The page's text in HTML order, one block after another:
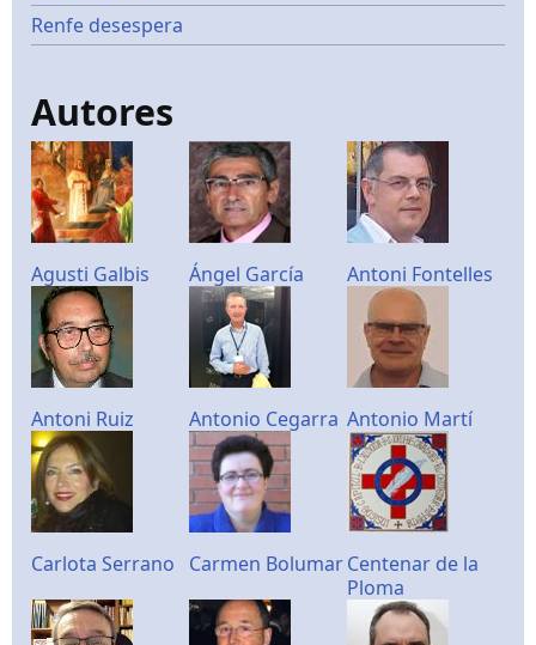
Renfe desespera
Autores
Agusti Galbis Ángel García Antoni Fontelles
Antoni Ruiz Antonio Cegarra Antonio Martí
Carlota Serrano Carmen BolumarCentenar de la
Ploma